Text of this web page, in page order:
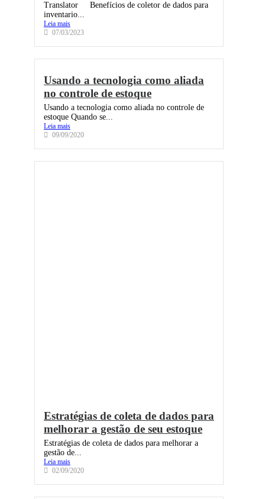
Translator Benefícios de coletor de dados para
inventario...
Leia mais
07/03/2023
Usando a tecnologia como aliada
no controle de estoque
Usando a tecnologia como aliada no controle de
estoque Quando se...
Leia mais
09/09/2020
Estratégias de coleta de dados para
melhorar a gestão de seu estoque
Estratégias de coleta de dados para melhorar a
gestão de...
Leia mais
02/09/2020